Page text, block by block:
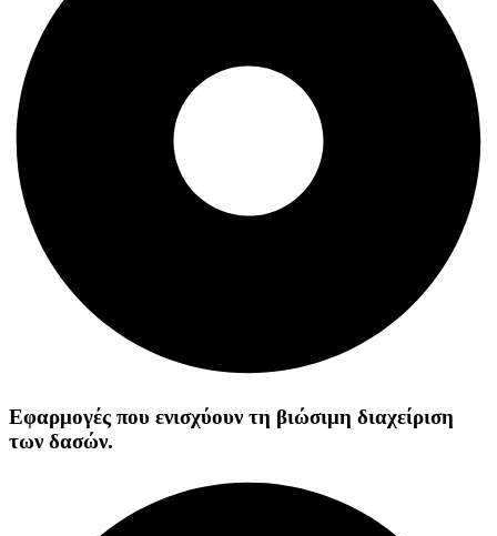
Εφαρμογές που ενισχύουν τη βιώσιμη διαχείριση
των δασών.